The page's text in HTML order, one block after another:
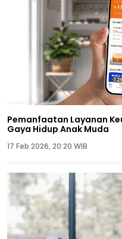
Pemanfaatan Layanan
Gaya Hidup Anak Muda
17 Feb 2026, 20:20 WIB